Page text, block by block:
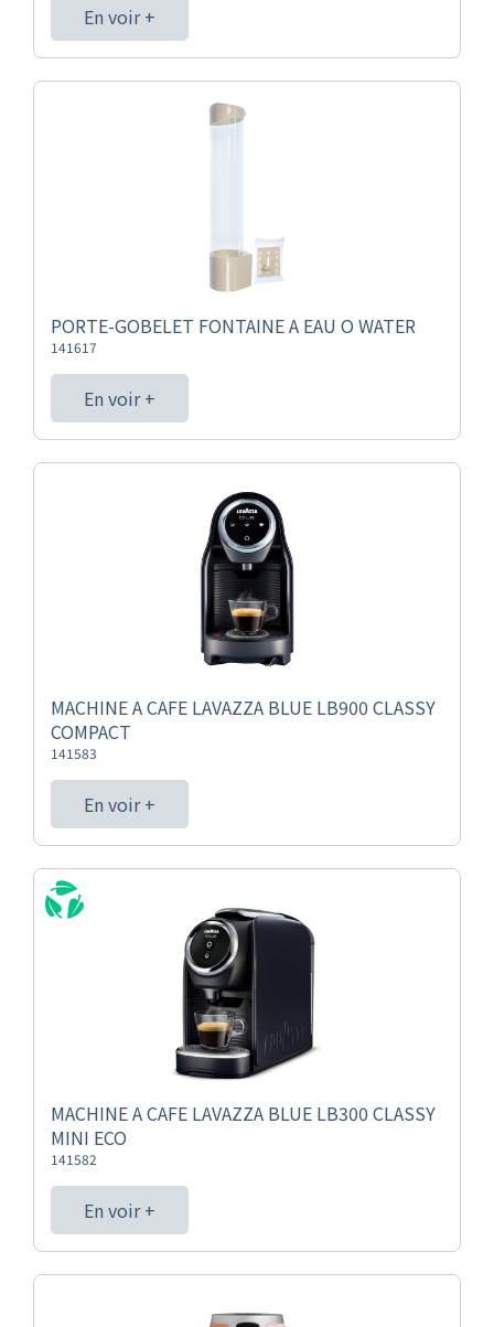
En voir +
PORTE-GOBELET FONTAINE A EAU O WATER
141617
En voir +
MACHINE A CAFE LAVAZZA BLUE LB900 CLASSY
COMPACT
141583
En voir +
MACHINE A CAFE LAVAZZA BLUE LB300 CLASSY
MINI ECO
141582
En voir +